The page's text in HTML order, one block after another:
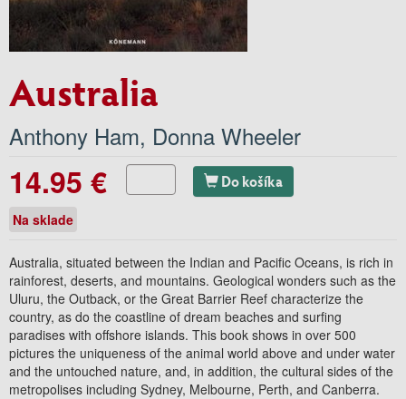
Australia
Anthony Ham, Donna Wheeler
14.95 € Do košíka
Na sklade
Australia, situated between the Indian and Pacific Oceans, is rich in
rainforest, deserts, and mountains. Geological wonders such as the
Uluru, the Outback, or the Great Barrier Reef characterize the
country, as do the coastline of dream beaches and surfing
paradises with offshore islands. This book shows in over 500
pictures the uniqueness of the animal world above and under water
and the untouched nature, and, in addition, the cultural sides of the
metropolises including Sydney, Melbourne, Perth, and Canberra.